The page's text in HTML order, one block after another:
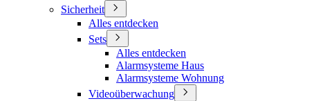
Sicherheit
Alles entdecken
Sets
Alles entdecken
Alarmsysteme Haus
Alarmsysteme Wohnung
Videoüberwachung